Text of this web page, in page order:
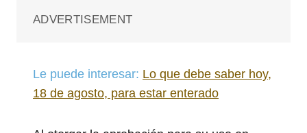
ADVERTISEMENT
Le puede interesar: Lo que debe saber hoy,
18 de agosto, para estar enterado